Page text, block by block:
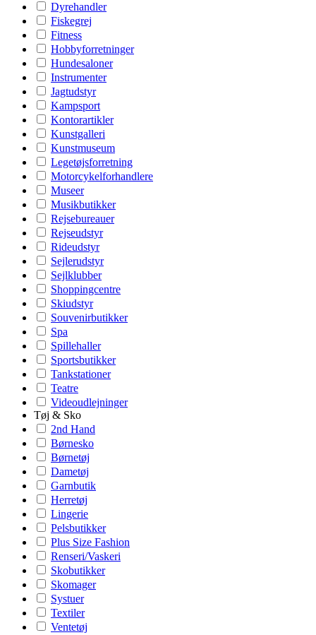
Dyrehandler
Fiskegrej
Fitness
Hobbyforretninger
Hundesaloner
Instrumenter
Jagtudstyr
Kampsport
Kontorartikler
Kunstgalleri
Kunstmuseum
Legetøjsforretning
Motorcykelforhandlere
Museer
Musikbutikker
Rejsebureauer
Rejseudstyr
Rideudstyr
Sejlerudstyr
Sejlklubber
Shoppingcentre
Skiudstyr
Souvenirbutikker
Spa
Spillehaller
Sportsbutikker
Tankstationer
Teatre
Videoudlejninger
Tøj & Sko
2nd Hand
Børnesko
Børnetøj
Dametøj
Garnbutik
Herretøj
Lingerie
Pelsbutikker
Plus Size Fashion
Renseri/Vaskeri
Skobutikker
Skomager
Systuer
Textiler
Ventetøj